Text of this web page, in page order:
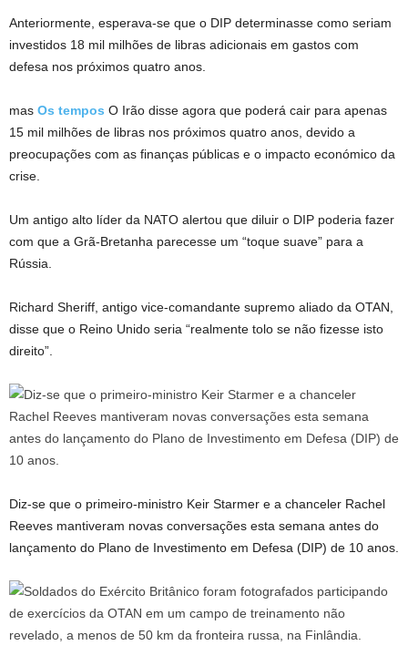
Anteriormente, esperava-se que o DIP determinasse como seriam
investidos 18 mil milhões de libras adicionais em gastos com
defesa nos próximos quatro anos.
mas Os tempos O Irão disse agora que poderá cair para apenas
15 mil milhões de libras nos próximos quatro anos, devido a
preocupações com as finanças públicas e o impacto económico da
crise.
Um antigo alto líder da NATO alertou que diluir o DIP poderia fazer
com que a Grã-Bretanha parecesse um “toque suave” para a
Rússia.
Richard Sheriff, antigo vice-comandante supremo aliado da OTAN,
disse que o Reino Unido seria “realmente tolo se não fizesse isto
direito”.
Diz-se que o primeiro-ministro Keir Starmer e a chanceler Rachel
Reeves mantiveram novas conversações esta semana antes do
lançamento do Plano de Investimento em Defesa (DIP) de 10 anos.